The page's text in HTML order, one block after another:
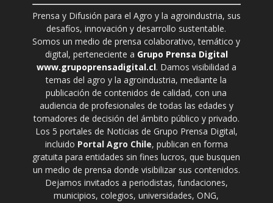
Prensa y Difusión para el Agro y la agroindustria, sus
desafíos, innovación y desarrollo sustentable.
Somos un medio de prensa colaborativo, temático y
digital, perteneciente a Grupo Prensa Digital
www.grupoprensadigital.cl. Damos visibilidad a
temas del agro y la agroindustria, mediante la
publicación de contenidos de calidad, con una
audiencia de profesionales de todas las edades y
tomadores de decisión del ámbito público y privado.
Los 5 portales de Noticias de Grupo Prensa Digital,
incluido Portal Agro Chile, publican en forma
gratuita para entidades sin fines lucros, que busquen
un medio de prensa donde visibilizar sus contenidos.
Dejamos invitados a periodistas, fundaciones,
municipios, colegios, universidades, ONG,